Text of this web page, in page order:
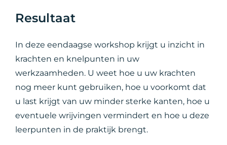
Resultaat
In deze eendaagse workshop krijgt u inzicht in
krachten en knelpunten in uw
werkzaamheden. U weet hoe u uw krachten
nog meer kunt gebruiken, hoe u voorkomt dat
u last krijgt van uw minder sterke kanten, hoe u
eventuele wrijvingen vermindert en hoe u deze
leerpunten in de praktijk brengt.